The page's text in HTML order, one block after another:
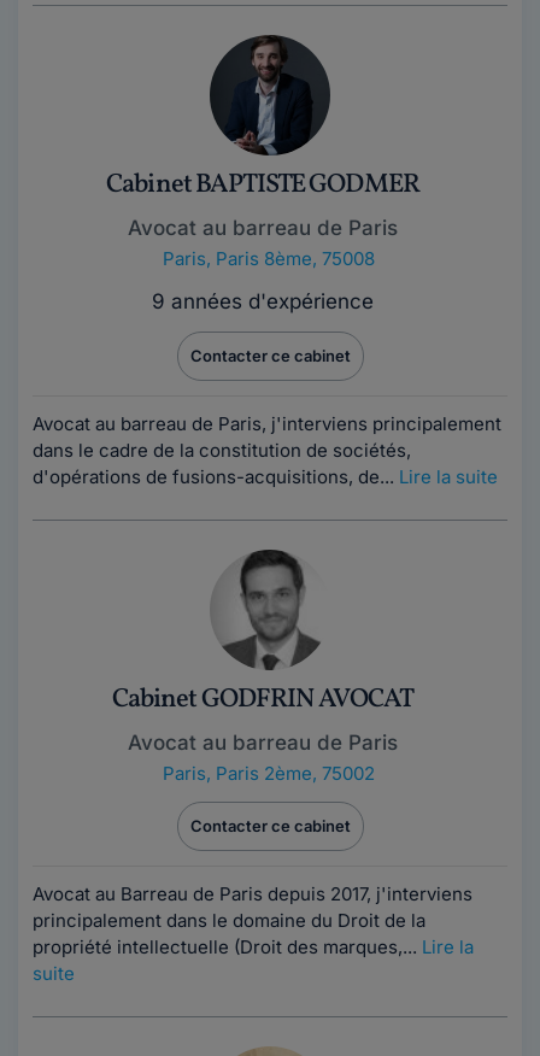
Cabinet BAPTISTE GODMER
Avocat au barreau de Paris
Paris, Paris 8ème, 75008
9 années d'expérience
Contacter ce cabinet
Avocat au barreau de Paris, j'interviens principalement
dans le cadre de la constitution de sociétés,
d'opérations de fusions-acquisitions, de... Lire la suite
Cabinet GODFRIN AVOCAT
Avocat au barreau de Paris
Paris, Paris 2ème, 75002
Contacter ce cabinet
Avocat au Barreau de Paris depuis 2017, j'interviens
principalement dans le domaine du Droit de la
propriété intellectuelle (Droit des marques,... Lire la
suite